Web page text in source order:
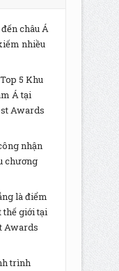
châu Á
nhiều
5 Khu
Á tại
Awards
nhận
chương
là điểm
thế giới tại
Awards
trình